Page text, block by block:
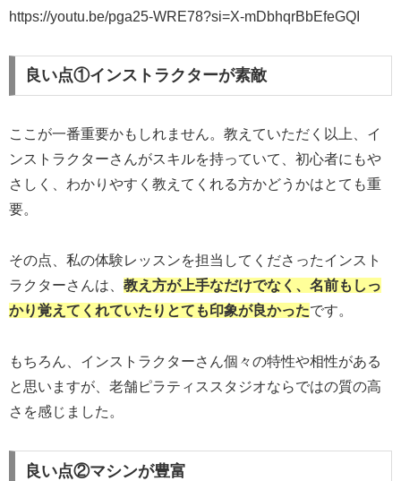
https://youtu.be/pga25-WRE78?si=X-mDbhqrBbEfeGQI
良い点①インストラクターが素敵
ここが一番重要かもしれません。教えていただく以上、イ
ンストラクターさんがスキルを持っていて、初心者にもや
さしく、わかりやすく教えてくれる方かどうかはとても重
要。
その点、私の体験レッスンを担当してくださったインスト
ラクターさんは、 教え方が上手なだけでなく、名前もしっ
かり覚えてくれていたり とても印象が良かったです。
もちろん、インストラクターさん個々の特性や相性がある
と思いますが、老舗ピラティススタジオならではの質の高
さを感じました。
良い点②マシンが豊富